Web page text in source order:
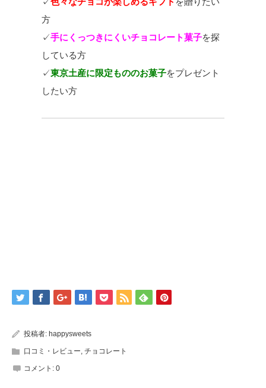
方
✓手にくっつきにくいチョコレート菓子を探
している方
✓東京土産に限定もののお菓子をプレゼント
したい方
投稿者: happysweets
口コミ・レビュー, チョコレート
コメント: 0